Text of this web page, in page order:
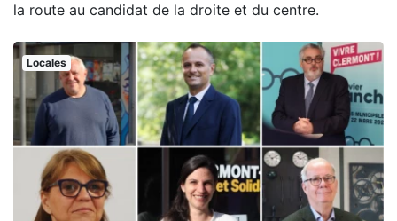
la route au candidat de la droite et du centre.
Locales